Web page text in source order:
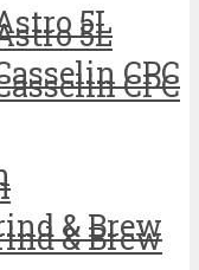
5L
CPC
& Brew
5L
CPC
& Brew